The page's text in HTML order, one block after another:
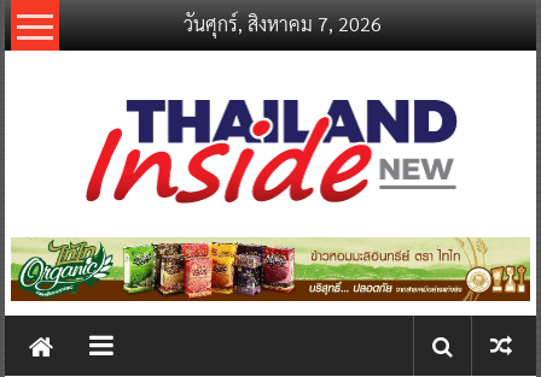
Skip
to
วันศุกร์, สิงหาคม 7, 2026
thailandinsidenew.com
Thailand
New